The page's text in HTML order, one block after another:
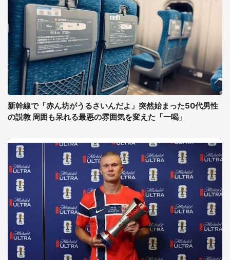
新幹線で「赤ん坊がうるさいんだよ」突然始まった50代男性
の説教 周囲も呆れる最悪の雰囲気を変えた「一喝」